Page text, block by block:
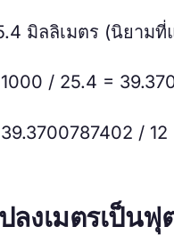
มิลลิเมตร (นิยาม
1000 / 25.4 =
39.3700787402 /
ลงเมตรเป็นฟุ